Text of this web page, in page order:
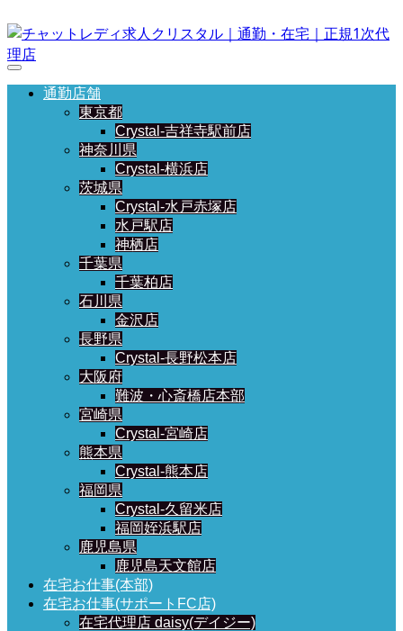
通勤店舗
東京都
Crystal-吉祥寺駅前店
神奈川県
Crystal-横浜店
茨城県
Crystal-水戸赤塚店
水戸駅店
神栖店
千葉県
千葉柏店
石川県
金沢店
長野県
Crystal-長野松本店
大阪府
難波・心斎橋店本部
宮崎県
Crystal-宮崎店
熊本県
Crystal-熊本店
福岡県
Crystal-久留米店
福岡姪浜駅店
鹿児島県
鹿児島天文館店
在宅お仕事(本部)
在宅お仕事(サポートFC店)
在宅代理店 daisy(デイジー)